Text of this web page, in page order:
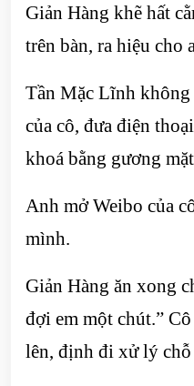
Giản Hàng khẽ hất
trên bàn, ra hiệu cho
Tần Mặc Lĩnh không
của cô, đưa điện
khoá bằng gương
Anh mở Weibo của
mình.
Giản Hàng ăn xong
đợi em một chút.”
lên, định đi xử lý chỗ